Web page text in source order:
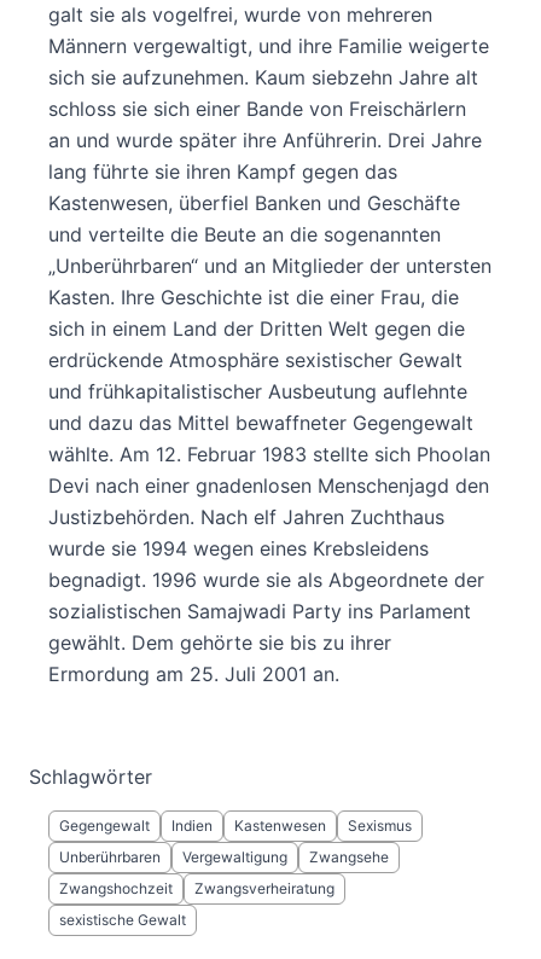
galt sie als vogelfrei, wurde von mehreren
Männern vergewaltigt, und ihre Familie weigerte
sich sie aufzunehmen. Kaum siebzehn Jahre alt
schloss sie sich einer Bande von Freischärlern
an und wurde später ihre Anführerin. Drei Jahre
lang führte sie ihren Kampf gegen das
Kastenwesen, überfiel Banken und Geschäfte
und verteilte die Beute an die sogenannten
„Unberührbaren“ und an Mitglieder der untersten
Kasten. Ihre Geschichte ist die einer Frau, die
sich in einem Land der Dritten Welt gegen die
erdrückende Atmosphäre sexistischer Gewalt
und frühkapitalistischer Ausbeutung auflehnte
und dazu das Mittel bewaffneter Gegengewalt
wählte. Am 12. Februar 1983 stellte sich Phoolan
Devi nach einer gnadenlosen Menschenjagd den
Justizbehörden. Nach elf Jahren Zuchthaus
wurde sie 1994 wegen eines Krebsleidens
begnadigt. 1996 wurde sie als Abgeordnete der
sozialistischen Samajwadi Party ins Parlament
gewählt. Dem gehörte sie bis zu ihrer
Ermordung am 25. Juli 2001 an.
Schlagwörter
Gegengewalt Indien Kastenwesen
Sexismus
Unberührbaren
Vergewaltigung
Zwangsehe
Zwangshochzeit
Zwangsverheiratung
sexistische Gewalt